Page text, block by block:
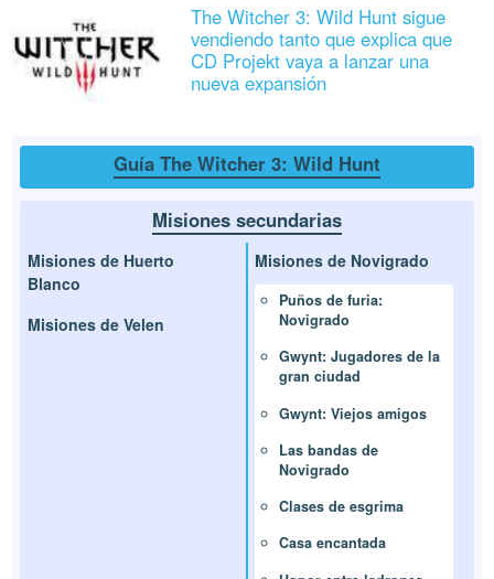
The Witcher 3: Wild Hunt sigue
vendiendo tanto que explica que
CD Projekt vaya a lanzar una
nueva expansión
Guía The Witcher 3: Wild Hunt
Misiones secundarias
Misiones de Huerto
Blanco
Misiones de Velen
Misiones de Novigrado
Puños de furia:
Novigrado
Gwynt: Jugadores de la
gran ciudad
Gwynt: Viejos amigos
Las bandas de
Novigrado
Clases de esgrima
Casa encantada